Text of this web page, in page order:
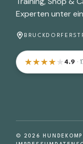
Experten unter
★★★★★ 4.9 ·
© 2026